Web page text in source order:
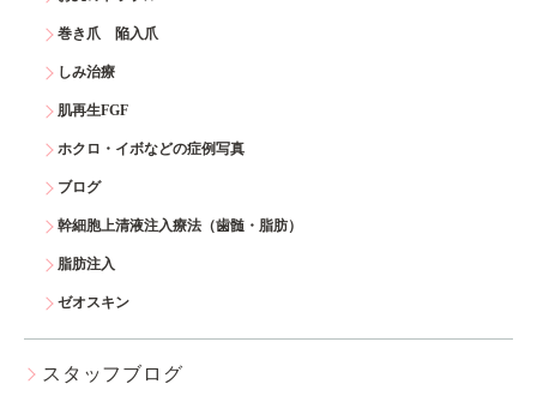
巻き爪 陥入爪
しみ治療
肌再生FGF
ホクロ・イボなどの症例写真
ブログ
幹細胞上清液注入療法（歯髄・脂肪）
脂肪注入
ゼオスキン
スタッフブログ